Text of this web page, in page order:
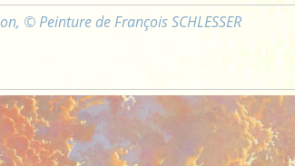
© Peinture de François SCHLESSER